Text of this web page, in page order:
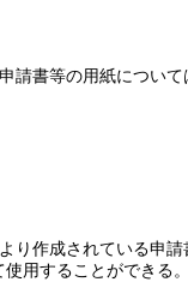
請書等の用紙につい
り作成されている申
用することができる。